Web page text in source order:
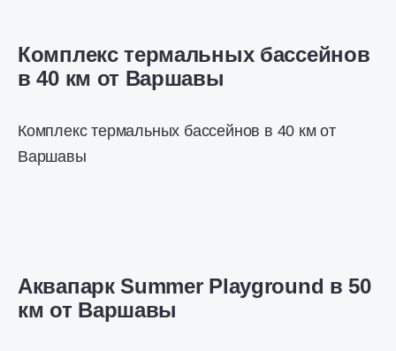
Комплекс термальных бассейнов
в 40 км от Варшавы
Комплекс термальных бассейнов в 40 км от
Варшавы
Аквапарк Summer Playground в 50
км от Варшавы